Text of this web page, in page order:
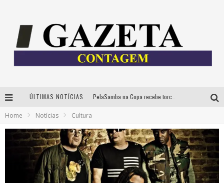
ÚLTIMAS NOTÍCIAS
Cineclube Comum apresenta obras de Kenneth Anger e Lucrecia Martel em nova sessão de “Visões Táteis”
Espetáculo “Allan Kardec – Um Olhar para a Eternidade” desembarca em BH na próxima semana
Home Notícias Cultura